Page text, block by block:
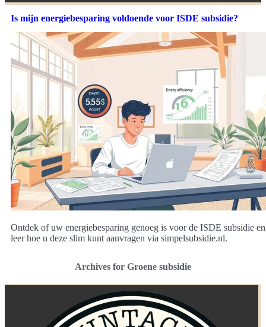
Is mijn energiebesparing voldoende voor ISDE subsidie?
Ontdek of uw energiebesparing genoeg is voor de ISDE subsidie en
leer hoe u deze slim kunt aanvragen via simpelsubsidie.nl.
Archives for Groene subsidie